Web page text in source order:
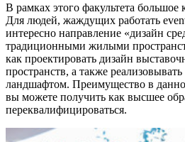
В рамках этого факультета большое
Для людей, жаждущих работать
интересно направление «дизайн
традиционными жилыми
как проектировать дизайн
пространств, а также
ландшафтом. Преимущество в
вы можете получить как высшее
переквалифицироваться.